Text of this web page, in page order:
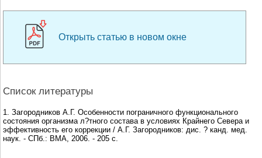
Открыть статью в новом окне
Список литературы
1. Загородников А.Г. Особенности пограничного функционального
состояния организма л?тного состава в условиях Крайнего Севера и
эффективность его коррекции / А.Г. Загородников: дис. ? канд. мед.
наук. - СПб.: ВМА, 2006. - 205 с.